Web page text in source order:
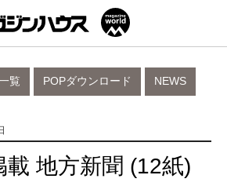
NEWS
POPダウンロード
覧
載 地方新聞 (12紙)